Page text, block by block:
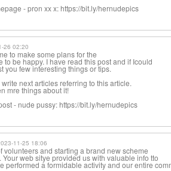
- pron xx x: https://bit.ly/hernudepics
26 02:20
to make some plans for the
to be happy. I have read this post and if Icould
you few interesting things or tips.
next articles referring to this article.
mre things about it!
- nude pussy: https://bit.ly/hernudepics
11-25 18:06
volunteers and starting a brand new scheme
Your web sitye provided us with valuable info tto
performed a formidable activity and our entire